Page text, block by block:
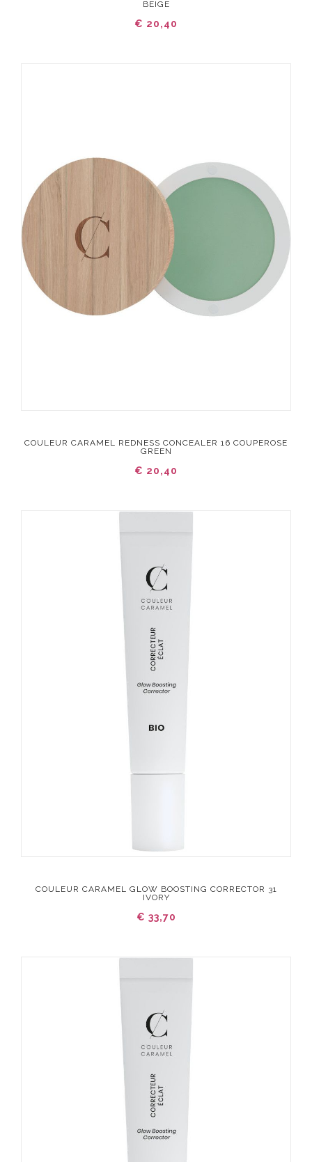
BEIGE
€ 20,40
COULEUR CARAMEL REDNESS CONCEALER 16 COUPEROSE
GREEN
€ 20,40
COULEUR CARAMEL GLOW BOOSTING CORRECTOR 31
IVORY
€ 33,70